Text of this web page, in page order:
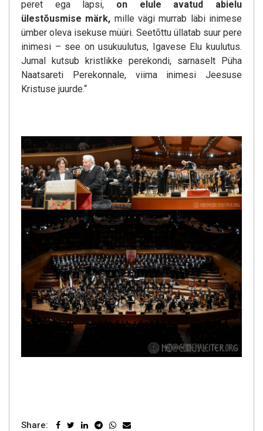
peret ega lapsi, on elule avatud abielu
ülestõusmise märk, mille vägi murrab läbi inimese
ümber oleva isekuse müüri. Seetõttu üllatab suur pere
inimesi – see on usukuulutus, Igavese Elu kuulutus.
Jumal kutsub kristlikke perekondi, sarnaselt Püha
Naatsareti Perekonnale, viima inimesi Jeesuse
Kristuse juurde.“
Share: